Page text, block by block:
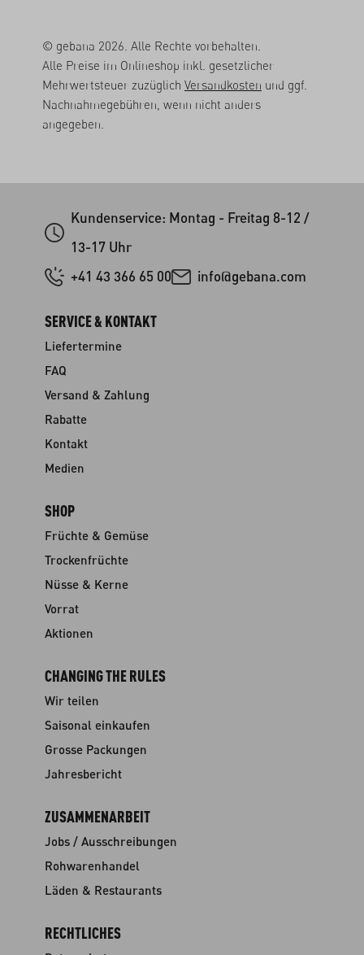
© gebana 2026. Alle Rechte vorbehalten.
Alle Preise im Onlineshop inkl. gesetzlicher
Mehrwertsteuer zuzüglich Versandkosten und ggf.
Nachnahmegebühren, wenn nicht anders
angegeben.
Kundenservice: Montag - Freitag 8-12 /
13-17 Uhr
+41 43 366 65 00
info@gebana.com
SERVICE & KONTAKT
Liefertermine
FAQ
Versand & Zahlung
Rabatte
Kontakt
Medien
SHOP
Früchte & Gemüse
Trockenfrüchte
Nüsse & Kerne
Vorrat
Aktionen
CHANGING THE RULES
Wir teilen
Saisonal einkaufen
Grosse Packungen
Jahresbericht
ZUSAMMENARBEIT
Jobs / Ausschreibungen
Rohwarenhandel
Läden & Restaurants
RECHTLICHES